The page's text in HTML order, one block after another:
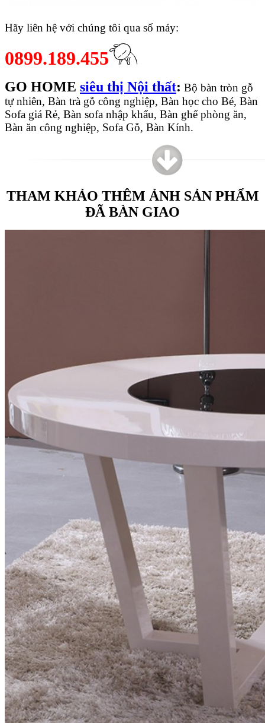
Hãy liên hệ với chúng tôi qua số máy:
0899.189.455
GO HOME siêu thị Nội thất: Bộ bàn tròn gỗ
tự nhiên, Bàn trà gỗ công nghiệp, Bàn học cho Bé, Bàn
Sofa giá Rẻ, Bàn sofa nhập khẩu, Bàn ghế phòng ăn,
Bàn ăn công nghiệp, Sofa Gỗ, Bàn Kính.
THAM KHẢO THÊM ẢNH SẢN PHẨM
ĐÃ BÀN GIAO